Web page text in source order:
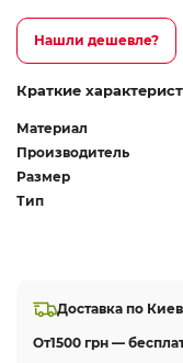
Нашли дешевле?
Краткие
Материал
Производитель
Размер
Тип
Доставка по
От1500 грн —